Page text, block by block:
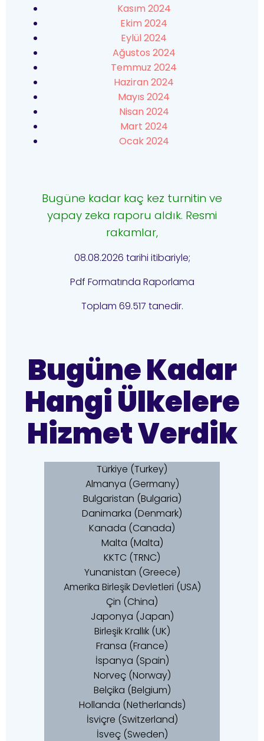
Kasım 2024
Ekim 2024
Eylül 2024
Ağustos 2024
Temmuz 2024
Haziran 2024
Mayıs 2024
Nisan 2024
Mart 2024
Ocak 2024
Bugüne kadar kaç kez turnitin ve
yapay zeka raporu aldık. Resmi
rakamlar,
08.08.2026 tarihi itibariyle;
Pdf Formatında Raporlama
Toplam 69.517 tanedir.
Bugüne Kadar
Hangi Ülkelere
Hizmet Verdik
Türkiye (Turkey)
Almanya (Germany)
Bulgaristan (Bulgaria)
Danimarka (Denmark)
Kanada (Canada)
Malta (Malta)
KKTC (TRNC)
Yunanistan (Greece)
Amerika Birleşik Devletleri (USA)
Çin (China)
Japonya (Japan)
Birleşik Krallık (UK)
Fransa (France)
İspanya (Spain)
Norveç (Norway)
Belçika (Belgium)
Hollanda (Netherlands)
İsviçre (Switzerland)
İsveç (Sweden)